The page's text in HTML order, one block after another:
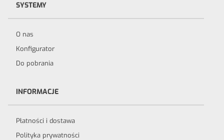
SYSTEMY
O nas
Konfigurator
Do pobrania
INFORMACJE
Płatności i dostawa
Polityka prywatności